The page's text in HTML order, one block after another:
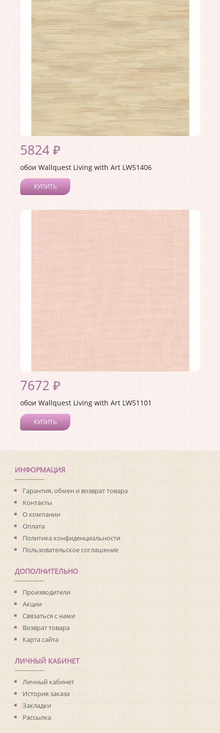
Материал покрытия:
Акриловое
Страна:
США
Материал основы:Бумага
Раппорт: <>
5824 ₽
обои Wallquest Living with Art LW51406
КУПИТЬ
Коллекция:Living with Art
Длина рулона:
Материал покрытия:
Страна:
Материал основы:
Раппорт:
7672 ₽
обои Wallquest Living with Art LW51101
КУПИТЬ
Длина рулона:
8.23
Ширина рулона: 0.68
Материал покрытия:Виниловое
Страна:США
Материал основы:
Флизелин
Раппорт:<>
ИНФОРМАЦИЯ
Гарантия, обмен и возврат товара
Контакты
О компании
Оплата
Политика конфиденциальности
Пользовательское соглашение
ДОПОЛНИТЕЛЬНО
Производители
Акции
Связаться с нами
Возврат товара
Карта сайта
ЛИЧНЫЙ КАБИНЕТ
Личный кабинет
История заказа
Закладки
Рассылка